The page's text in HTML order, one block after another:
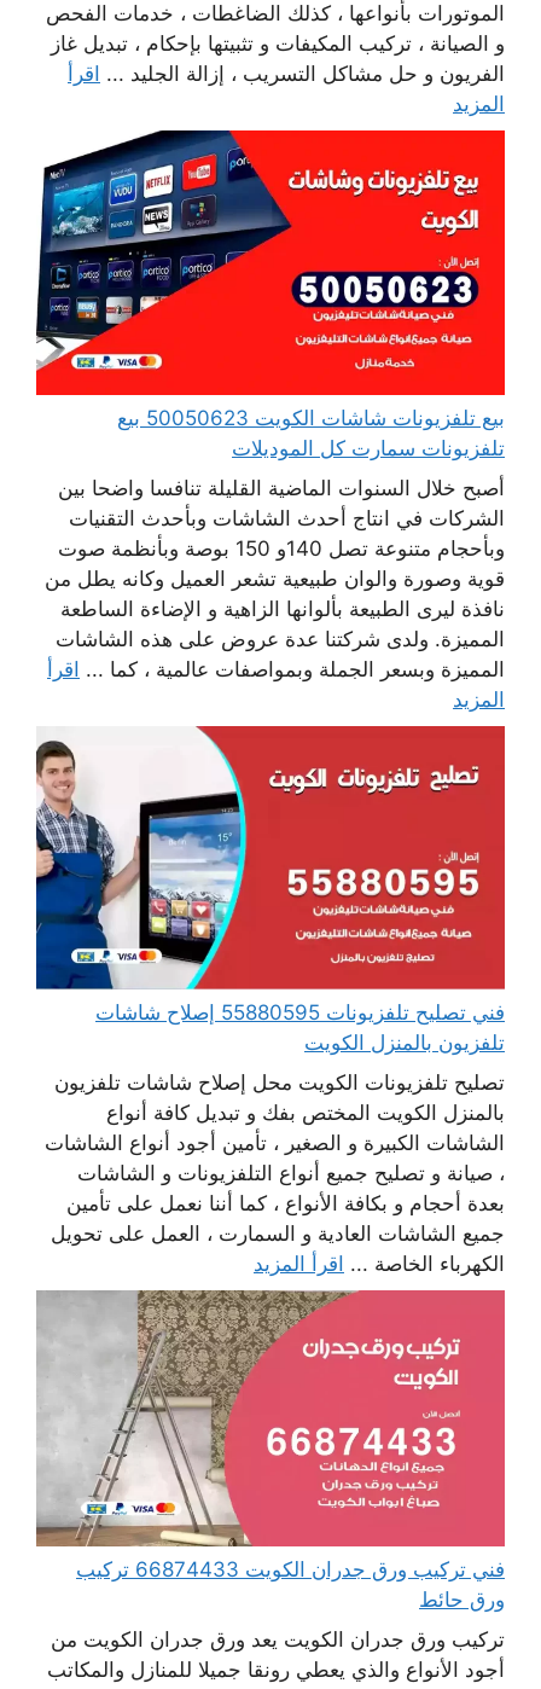
الموتورات بأنواعها ، كذلك الضاغطات ، خدمات الفحص
و الصيانة ، تركيب المكيفات و تثبيتها بإحكام ، تبديل غاز
الفريون و حل مشاكل التسريب ، إزالة الجليد ... اقرأ
المزيد
بيع تلفزيونات شاشات الكويت 50050623 بيع
تلفزيونات سمارت كل الموديلات
أصبح خلال السنوات الماضية القليلة تنافسا واضحا بين
الشركات في انتاج أحدث الشاشات وبأحدث التقنيات
وبأحجام متنوعة تصل 140و 150 بوصة وبأنظمة صوت
قوية وصورة والوان طبيعية تشعر العميل وكانه يطل من
نافذة ليرى الطبيعة بألوانها الزاهية و الإضاءة الساطعة
المميزة. ولدى شركتنا عدة عروض على هذه الشاشات
المميزة وبسعر الجملة وبمواصفات عالمية ، كما ... اقرأ
المزيد
فني تصليح تلفزيونات 55880595 إصلاح شاشات
تلفزيون بالمنزل الكويت
تصليح تلفزيونات الكويت محل إصلاح شاشات تلفزيون
بالمنزل الكويت المختص بفك و تبديل كافة أنواع
الشاشات الكبيرة و الصغير ، تأمين أجود أنواع الشاشات
، صيانة و تصليح جميع أنواع التلفزيونات و الشاشات
بعدة أحجام و بكافة الأنواع ، كما أننا نعمل على تأمين
جميع الشاشات العادية و السمارت ، العمل على تحويل
الكهرباء الخاصة ... اقرأ المزيد
فني تركيب ورق جدران الكويت 66874433 تركيب
ورق حائط
تركيب ورق جدران الكويت يعد ورق جدران الكويت من
أجود الأنواع والذي يعطي رونقا جميلا للمنازل والمكاتب